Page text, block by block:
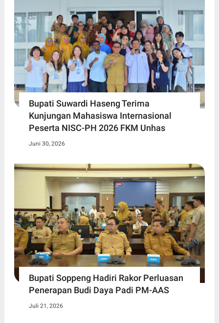
Bupati Suwardi Haseng Terima
Kunjungan Mahasiswa Internasional
Peserta NISC-PH 2026 FKM Unhas
Juni 30, 2026
Bupati Soppeng Hadiri Rakor Perluasan
Penerapan Budi Daya Padi PM-AAS
Juli 21, 2026